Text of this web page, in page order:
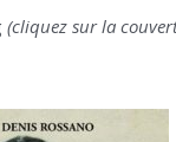
(cliquez sur la